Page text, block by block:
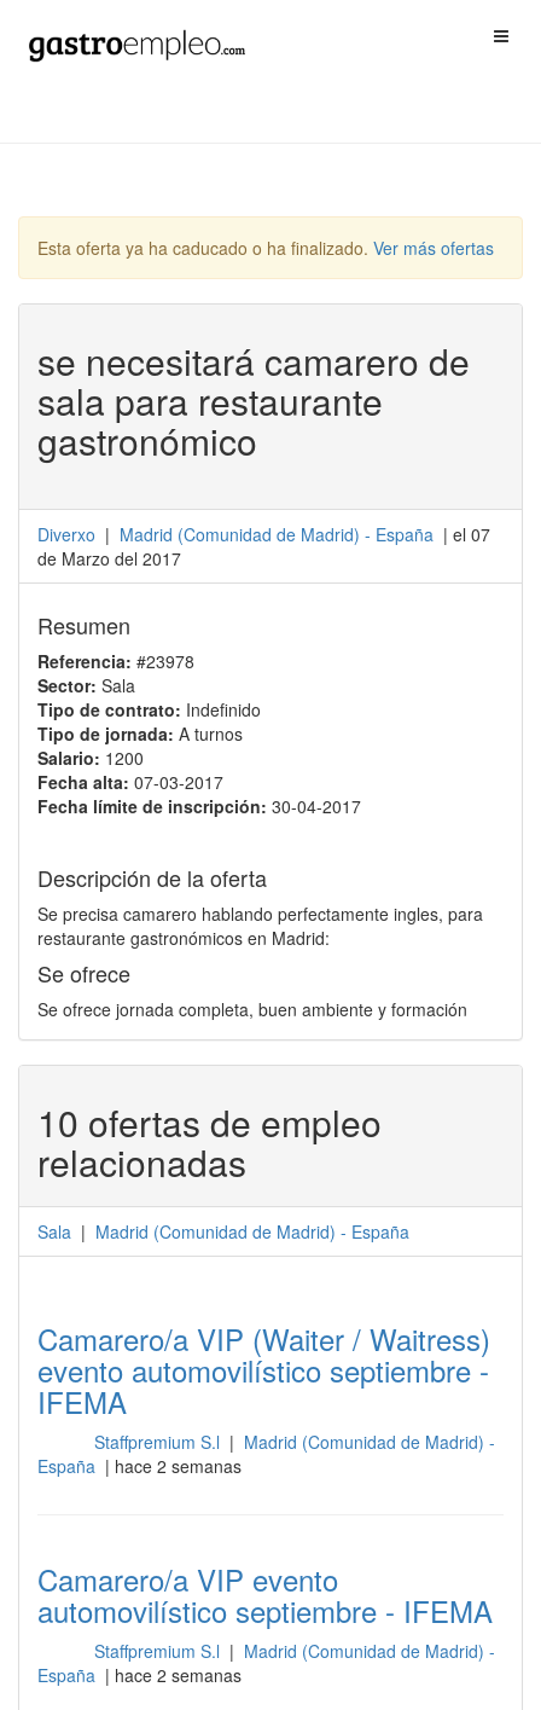
Esta oferta ya ha caducado o ha finalizado. Ver más ofertas
se necesitará camarero de
sala para restaurante
gastronómico
Diverxo | Madrid (Comunidad de Madrid) - España | el 07
de Marzo del 2017
Resumen
Referencia: #23978
Sector: Sala
Tipo de contrato: Indefinido
Tipo de jornada: A turnos
Salario: 1200
Fecha alta: 07-03-2017
Fecha límite de inscripción: 30-04-2017
Descripción de la oferta
Se precisa camarero hablando perfectamente ingles, para
restaurante gastronómicos en Madrid:
Se ofrece
Se ofrece jornada completa, buen ambiente y formación
10 ofertas de empleo
relacionadas
Sala | Madrid (Comunidad de Madrid) - España
Camarero/a VIP (Waiter / Waitress)
evento automovilístico septiembre -
IFEMA
Staffpremium S.l | Madrid (Comunidad de Madrid) -
España | hace 2 semanas
Camarero/a VIP evento
automovilístico septiembre - IFEMA
Staffpremium S.l | Madrid (Comunidad de Madrid) -
España | hace 2 semanas